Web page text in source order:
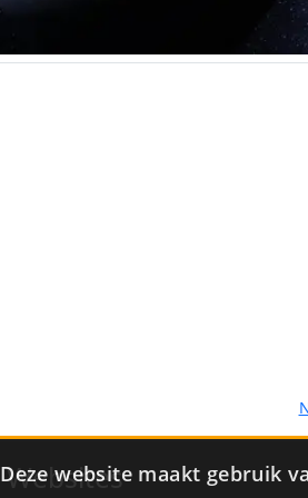
Websites
Deze website maakt gebruik